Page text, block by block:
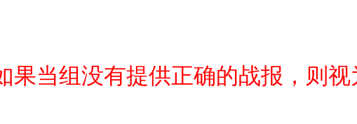
果当组没有提供正确的战报，则